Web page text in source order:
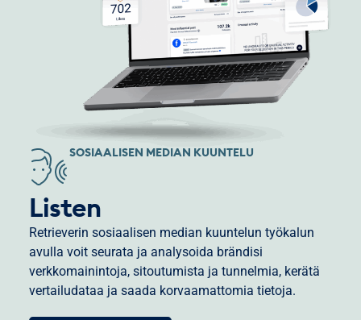
SOSIAALISEN MEDIAN KUUNTELU
Listen
Retrieverin sosiaalisen median kuuntelun työkalun
avulla voit seurata ja analysoida brändisi
verkkomainintoja, sitoutumista ja tunnelmia, kerätä
vertailudataa ja saada korvaamattomia tietoja.